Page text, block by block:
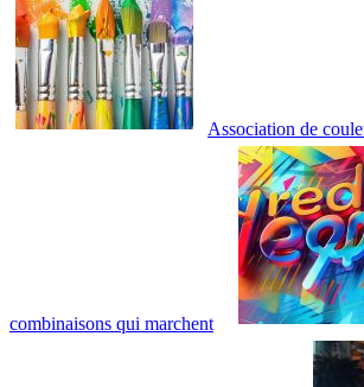
Association de
combinaisons qui marchent